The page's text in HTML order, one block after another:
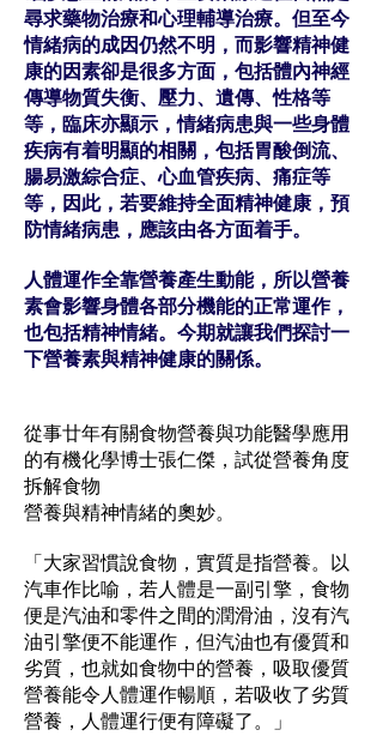
尋求藥物治療和心理輔導治療。但至今
情緒病的成因仍然不明，而影響精神健
康的因素卻是很多方面，包括體內神經
傳導物質失衡、壓力、遺傳、性格等
等，臨床亦顯示，情緒病患與一些身體
疾病有着明顯的相關，包括胃酸倒流、
腸易激綜合症、心血管疾病、痛症等
等，因此，若要維持全面精神健康，預
防情緒病患，應該由各方面着手。
人體運作全靠營養產生動能，所以營養
素會影響身體各部分機能的正常運作，
也包括精神情緒。今期就讓我們探討一
下營養素與精神健康的關係。
從事廿年有關食物營養與功能醫學應用
的有機化學博士張仁傑，試從營養角度
拆解食物
營養與精神情緒的奧妙。
「大家習慣說食物，實質是指營養。以
汽車作比喻，若人體是一副引擎，食物
便是汽油和零件之間的潤滑油，沒有汽
油引擎便不能運作，但汽油也有優質和
劣質，也就如食物中的營養，吸取優質
營養能令人體運作暢順，若吸收了劣質
營養，人體運行便有障礙了。」